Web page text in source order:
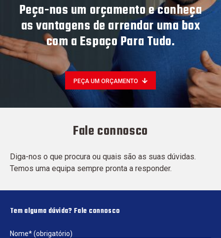
Peça-nos um orçamento e conheça
as vantagens de arrendar uma box
com a Espaço Para Tudo.
PEÇA UM ORÇAMENTO
Fale connosco
Diga-nos o que procura ou quais são as suas dúvidas.
Temos uma equipa sempre pronta a responder.
Tem alguma dúvida? Fale connosco
Nome* (obrigatório)